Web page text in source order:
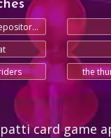
national securities depository limited
the
card game